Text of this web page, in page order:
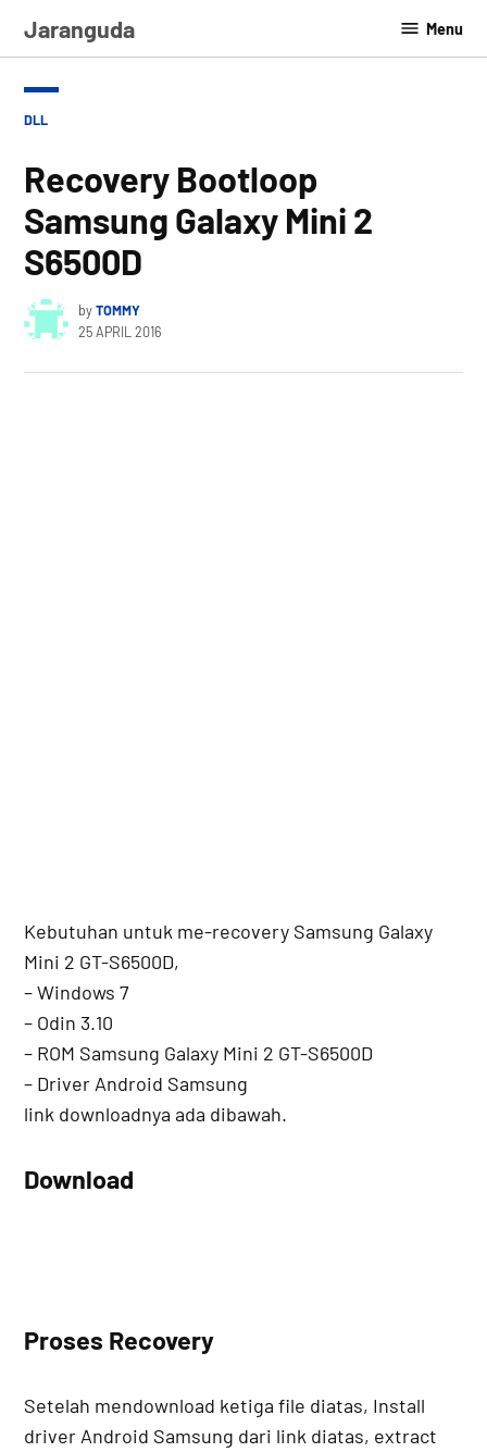
Jaranguda Menu
POSTED
DLL
Recovery Bootloop
Samsung Galaxy Mini 2
S6500D
byTOMMY
25 APRIL 2016
Kebutuhan untuk me-recovery Samsung Galaxy
Mini 2 GT-S6500D,
– Windows 7
– Odin 3.10
– ROM Samsung Galaxy Mini 2 GT-S6500D
– Driver Android Samsung
link downloadnya ada dibawah.
Download
Proses Recovery
Setelah mendownload ketiga file diatas, Install
driver Android Samsung dari link diatas, extract